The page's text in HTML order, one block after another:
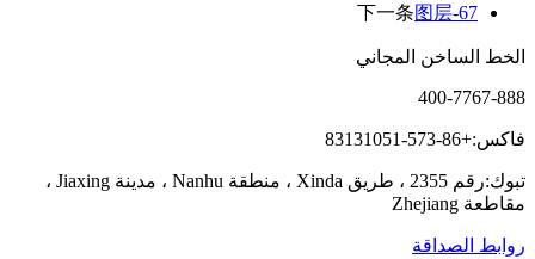
下一条图层-67
الخط الساخن المجاني
400-7767-888
فاكس:+86-573-83131051
تبوك:رقم 2355 ، طريق Xinda ، منطقة Nanhu ، مدينة Jiaxing ،
مقاطعة Zhejiang
روابط الصداقة